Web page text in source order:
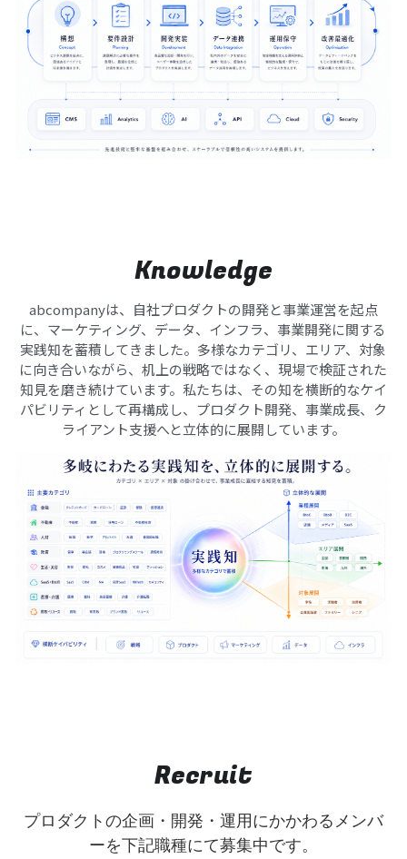
Knowledge
abcompanyは、自社プロダクトの開発と事業運営を起点
に、マーケティング、データ、インフラ、事業開発に関する
実践知を蓄積してきました。多様なカテゴリ、エリア、対象
に向き合いながら、机上の戦略ではなく、現場で検証された
知見を磨き続けています。私たちは、その知を横断的なケイ
パビリティとして再構成し、プロダクト開発、事業成長、ク
ライアント支援へと立体的に展開しています。
Recruit
プロダクトの企画・開発・運用にかかわるメンバ
ーを下記職種にて募集中です。